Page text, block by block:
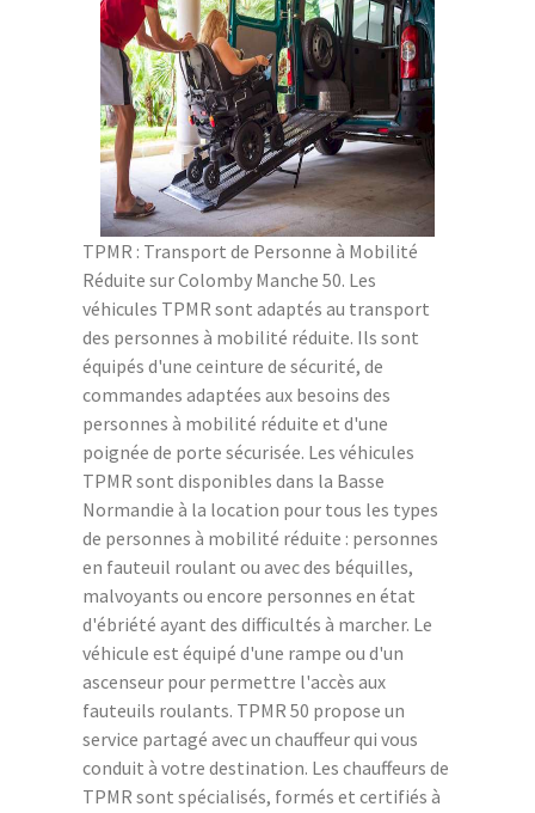
TPMR : Transport de Personne à Mobilité
Réduite sur Colomby Manche 50. Les
véhicules TPMR sont adaptés au transport
des personnes à mobilité réduite. Ils sont
équipés d'une ceinture de sécurité, de
commandes adaptées aux besoins des
personnes à mobilité réduite et d'une
poignée de porte sécurisée. Les véhicules
TPMR sont disponibles dans la Basse
Normandie à la location pour tous les types
de personnes à mobilité réduite : personnes
en fauteuil roulant ou avec des béquilles,
malvoyants ou encore personnes en état
d'ébriété ayant des difficultés à marcher. Le
véhicule est équipé d'une rampe ou d'un
ascenseur pour permettre l'accès aux
fauteuils roulants. TPMR 50 propose un
service partagé avec un chauffeur qui vous
conduit à votre destination. Les chauffeurs de
TPMR sont spécialisés, formés et certifiés à